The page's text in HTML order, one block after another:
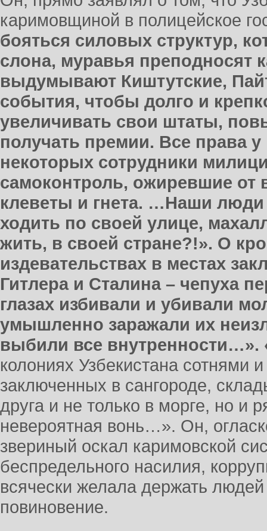
каримовщиной в полицейское
бояться силовых структур,
слона, муравья преподносят
выдумывают Киштутские,
события, чтобы долго и
увеличивать свои штаты,
получать премии. Все права у
некоторых сотрудники
самоконтроль, ожиревшие от
клеветы и гнета. …Наши люди
ходить по своей улице,
жить, в своей стране?!». О
издевательствах в местах
Гитлера и Сталина – чепуха
глазах избивали и убивали
умышленно заражали их
выбили все внутренности…».
колониях Узбекистана сотнями
заключенных в сангороде,
друга и не только в морге, но и
невероятная вонь…». Он,
звериный оскал каримовской
беспредельного насилия,
всячески желала держать
повиновение.